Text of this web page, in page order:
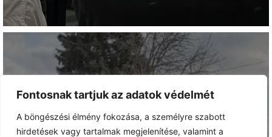
Fontosnak tartjuk az adatok védelmét
A böngészési élmény fokozása, a személyre szabott
hirdetések vagy tartalmak megjelenítése, valamint a